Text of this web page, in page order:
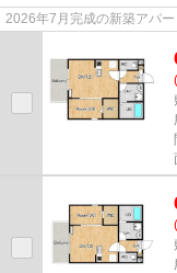
2026年7月完成の新築アパ